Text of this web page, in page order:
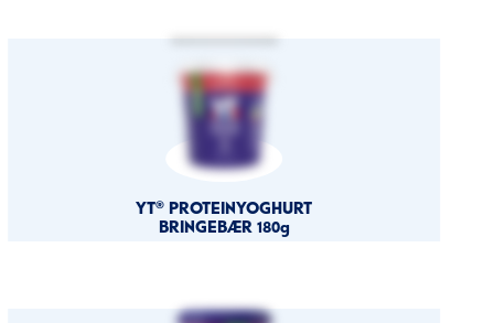
YT® PROTEINYOGHURT
BRINGEBÆR 180g